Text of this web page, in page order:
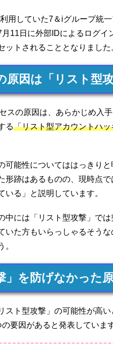
用していた7＆iグループ統
11日に外部IDによるログ
ットされることとなりました
因は「リスト型攻
スの原因は、あらかじめ入
る「リスト型アカウントハ
可能性についてははっきり
形跡はあるものの、現時点
いる」と説明しています。
中には「リスト型攻撃」で
いた方もいらっしゃるそう
。
」を防げなかった
スト型攻撃」の可能性が高
要因があると発表しています